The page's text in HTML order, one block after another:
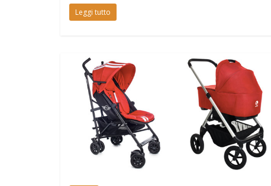
Leggi tutto